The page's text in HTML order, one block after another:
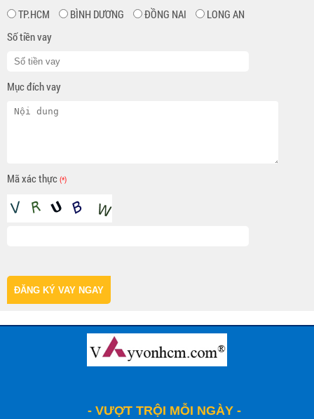
TP.HCM
BÌNH DƯƠNG ĐỒNG NAI
LONG AN
Số tiền vay
Mục đích vay
Mã xác thực (*)
ĐĂNG KÝ VAY NGAY
- VƯỢT TRỘI MỖI NGÀY -